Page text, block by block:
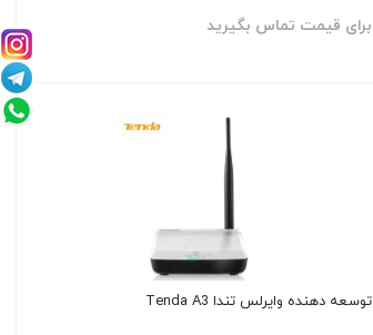
برای قیمت تماس بگیرید
توسعه دهنده وایرلس تندا Tenda A3